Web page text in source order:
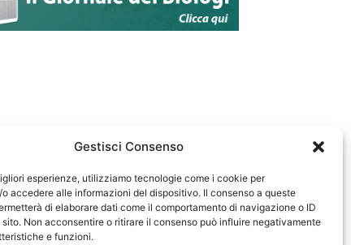
Gestisci Consenso
esperienze, utilizziamo tecnologie come i cookie per
accedere alle informazioni del dispositivo. Il consenso a queste
di elaborare dati come il comportamento di navigazione o ID
sito. Non acconsentire o ritirare il consenso può influire negativamente
e funzioni.